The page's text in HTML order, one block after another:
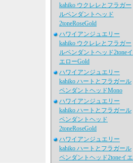
kahiko ウクレレとフラガー
ルペンダントヘッド
2toneRoseGold
ハワイアンジュエリー
kahiko ウクレレとフラガー
ルペンダントヘッド2toneイ
エローGold
ハワイアンジュエリー
kahiko ハートとフラガール
ペンダントヘッドMono
ハワイアンジュエリー
kahiko ハートとフラガール
ペンダントヘッド
2toneRoseGold
ハワイアンジュエリー
kahiko ハートとフラガール
ペンダントヘッド2toneイエ